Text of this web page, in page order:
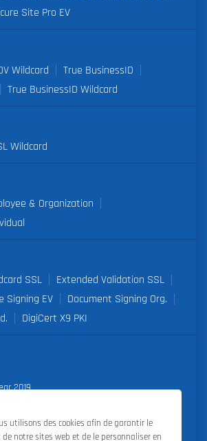
Site Pro EV
Wildcard
True BusinessID
True BusinessID Wildcard
Wildcard
& Organization
SSL
Extended Validation SSL
Signing EV
Document Signing Org.
DigiCert X9 PKI
2019
Performance Award 2018, 2019, 2020, 2021,
utilisons des cookies afin de garantir le
notre sites web et de le personnaliser en